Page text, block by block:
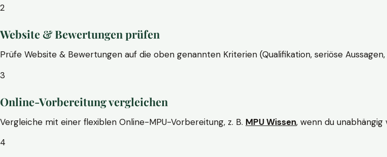
2
Website & Bewertungen prüfen
Prüfe Website & Bewertungen auf die oben genannten Kriterien (Qualifikation, seriöse
3
Online-Vorbereitung vergleichen
Vergleiche mit einer flexiblen Online-MPU-Vorbereitung, z. B. MPU Wissen, wenn du
4